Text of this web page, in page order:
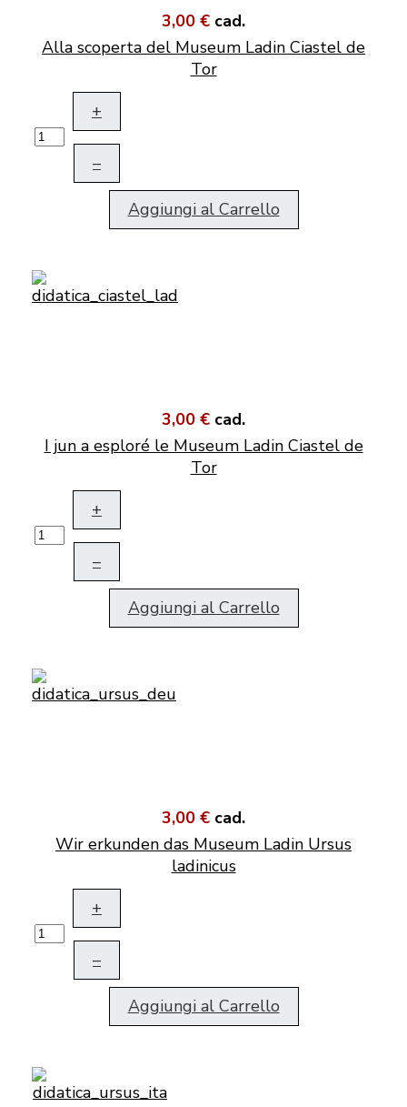
3,00 € cad.
Alla scoperta del Museum Ladin Ciastel de
Tor
+
–
Aggiungi al Carrello
3,00 € cad.
I jun a esploré le Museum Ladin Ciastel de
Tor
+
–
Aggiungi al Carrello
3,00 € cad.
Wir erkunden das Museum Ladin Ursus
ladinicus
+
–
Aggiungi al Carrello